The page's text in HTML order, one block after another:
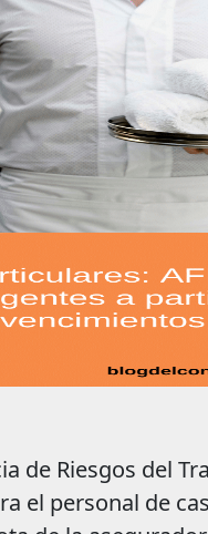
de Riesgos del
el personal de